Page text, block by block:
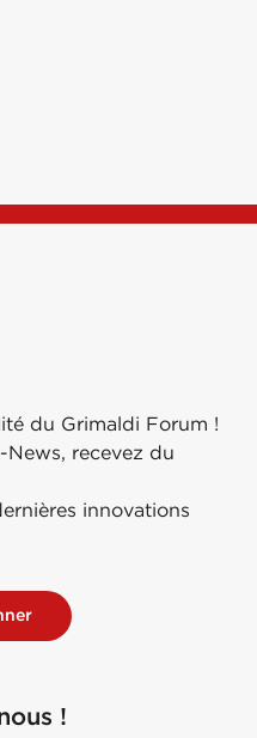
du Grimaldi Forum !
News, recevez du
innovations
!